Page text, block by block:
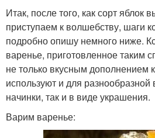
Итак, после того, как сорт яблок
приступаем к волшебству, шаги
подробно опишу немного ниже.
варенье, приготовленное таким
не только вкусным дополнением
используют и для разнообразной
начинки, так и в виде украшения.
Варим варенье: